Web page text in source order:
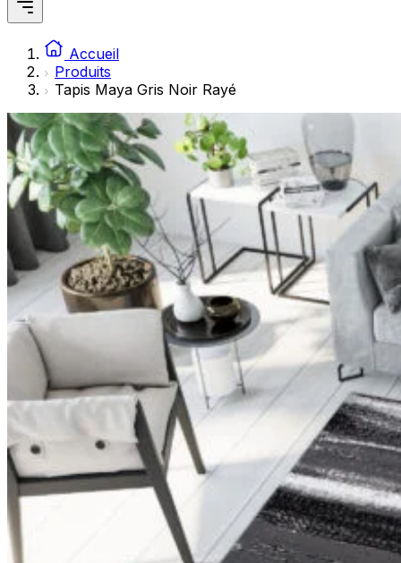
Accueil
Produits
Tapis Maya Gris Noir Rayé
Les cookies marketing sont utilisés pour suivre les
engageantes pour l'utilisateur individuel et, par
Les cookies non classés sont des cookies qui sont en